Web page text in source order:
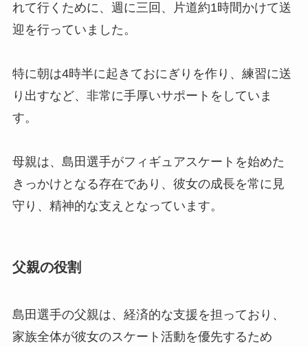
れて行くために、週に三回、片道約1時間かけて送
迎を行っていました。
特に朝は4時半に起きておにぎりを作り、練習に送
り出すなど、非常に手厚いサポートをしていま
す。
母親は、島田選手がフィギュアスケートを始めた
きっかけとなる存在であり、彼女の成長を常に見
守り、精神的な支えとなっています。
父親の役割
島田選手の父親は、経済的な支援を担っており、
家族全体が彼女のスケート活動を優先するため